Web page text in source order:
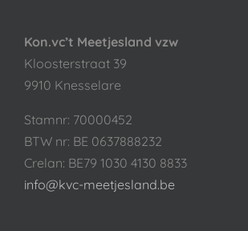
Kon.vc’t Meetjesland vzw
Kloosterstraat 39
9910 Knesselare
Stamnr: 70000452
BTW nr: BE 0637888232
Crelan: BE79 1030 4130 8833
info@kvc-meetjesland.be